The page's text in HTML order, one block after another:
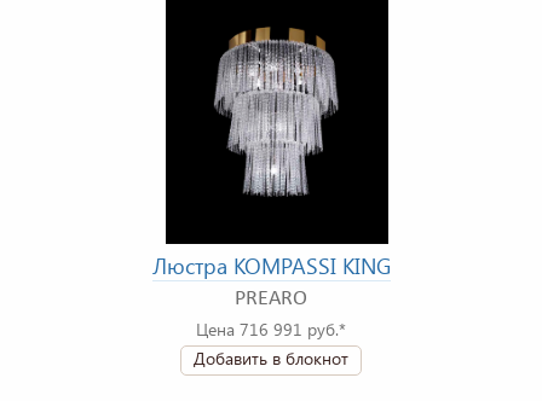
Люстра KOMPASSI KING
PREARO
Цена 716 991 руб.*
Добавить в блокнот